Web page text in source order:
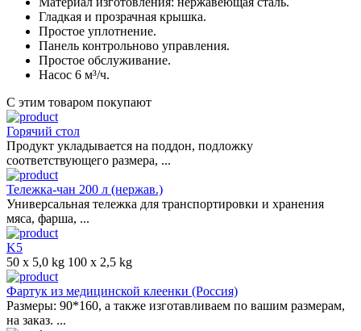
Гладкая и прозрачная крышка.
Простое уплотнение.
Панель контрольново управления.
Простое обслуживание.
Насос 6 м³/ч.
С этим товаром покупают
Горячий стол
Продукт укладывается на поддон, подложку
соответствующего размера, ...
Тележка-чан 200 л (нержав.)
Универсальная тележка для транспортировки и хранения
мяса, фарша, ...
K5
50 x 5,0 kg 100 x 2,5 kg
Фартук из медицинской клеенки (Россия)
Размеры: 90*160, а также изготавливаем по вашим размерам,
на заказ. ...